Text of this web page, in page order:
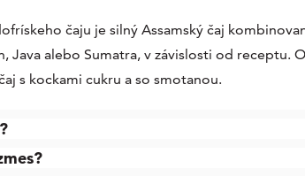
čaju je silný Assamský čaj
Java alebo Sumatra, v závislosti od receptu.
s kockami cukru a so smotanou.